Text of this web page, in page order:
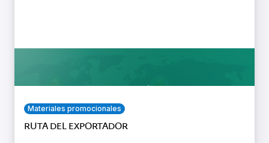
Materiales promocionales
RUTA DEL EXPORTADOR